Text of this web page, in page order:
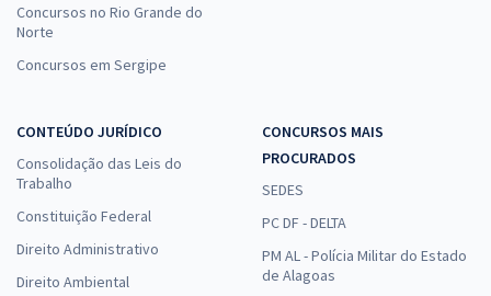
Concursos no Rio Grande do
Norte
Concursos em Sergipe
CONTEÚDO JURÍDICO
Consolidação das Leis do
Trabalho
Constituição Federal
Direito Administrativo
Direito Ambiental
CONCURSOS MAIS
PROCURADOS
SEDES
PC DF - DELTA
PM AL - Polícia Militar do Estado
de Alagoas